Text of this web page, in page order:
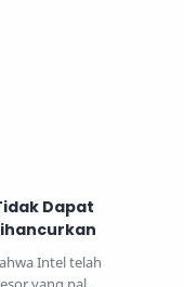
Dapat
Intel telah